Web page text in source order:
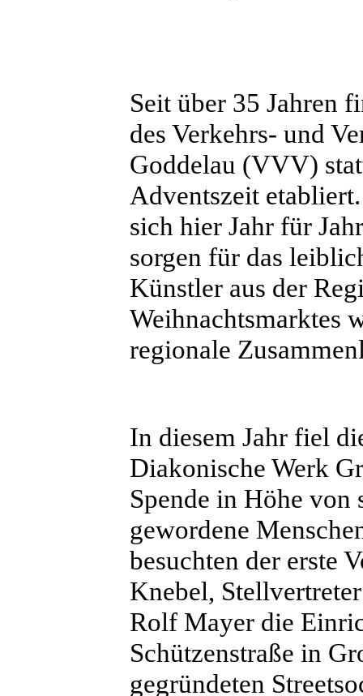
Seit über 35 Jahren
des Verkehrs- und
Goddelau (VVV)
Adventszeit
sich hier Jahr für
sorgen für das
Künstler aus der
Weihnachtsmarktes
regionale
In diesem Jahr fiel
Diakonische Werk
Spende in Höhe
gewordene
besuchten der erste
Knebel,
Rolf Mayer die
Schützenstraße in
gegründeten